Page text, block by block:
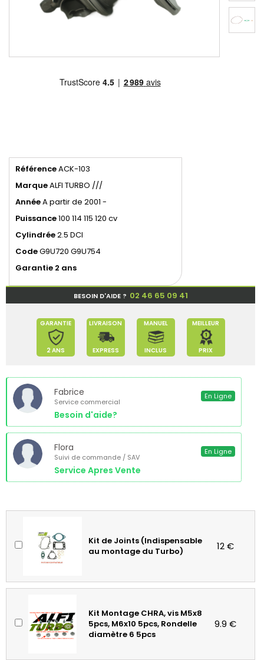
RéférenceACK-103
MarqueALFI TURBO ///
AnnéeA partir de 2001 -
Puissance100 114 115 120 cv
Cylindrée2.5 DCI
CodeG9U720 G9U754
Garantie 2 ans
BESOIN D'AIDE ? 02 46 65 09 41
GARANTIE
2 ANS
LIVRAISON
EXPRESS
MANUEL
INCLUS
MEILLEUR
PRIX
Fabrice
Service commercial
Besoin d'aide?
En Ligne
Flora
Suivi de commande / SAV
Service Apres Vente
En Ligne
Kit de Joints (Indispensable
au montage du Turbo)
12 €
Kit Montage CHRA, vis M5x8
5pcs, M6x10 5pcs, Rondelle
diamètre 6 5pcs
9.9 €